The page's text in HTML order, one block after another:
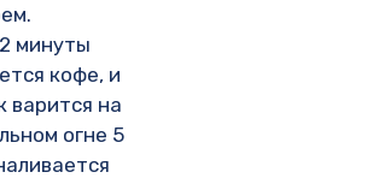
минуты
кофе, и
варится на
огне 5